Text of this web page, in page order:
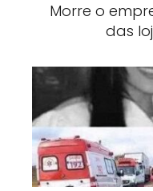
Morre o
das